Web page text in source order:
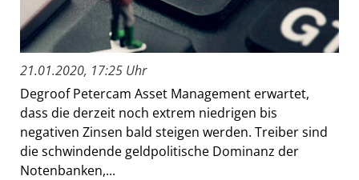
21.01.2020, 17:25 Uhr
Degroof Petercam Asset Management erwartet,
dass die derzeit noch extrem niedrigen bis
negativen Zinsen bald steigen werden. Treiber sind
die schwindende geldpolitische Dominanz der
Notenbanken,...